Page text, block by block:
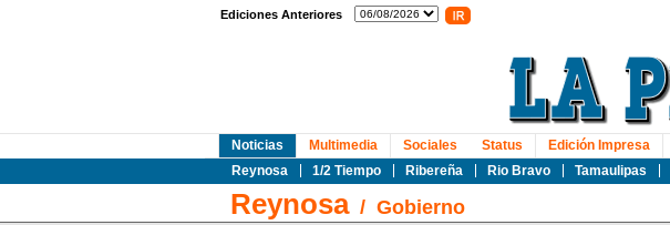
Ediciones Anteriores
Noticias
Reynosa
1/2 Tiempo Ribereña Rio Bravo Tamaulipas
Multimedia Sociales Status Edición Impresa
Reynosa/ Gobierno